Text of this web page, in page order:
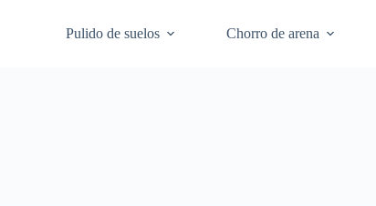
Pulido de suelos
Chorro de arena